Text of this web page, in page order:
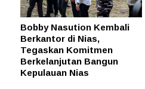
Bobby Nasution Kembali
Berkantor di Nias,
Tegaskan Komitmen
Berkelanjutan Bangun
Kepulauan Nias